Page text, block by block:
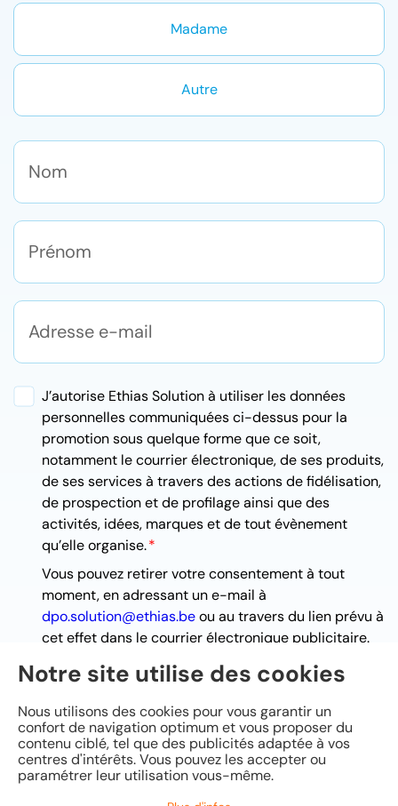
Madame
Autre
J’autorise Ethias Solution à utiliser les données
personnelles communiquées ci-dessus pour la
promotion sous quelque forme que ce soit,
notamment le courrier électronique, de ses produits,
de ses services à travers des actions de fidélisation,
de prospection et de profilage ainsi que des
activités, idées, marques et de tout évènement
qu’elle organise.
Vous pouvez retirer votre consentement à tout
moment, en adressant un e-mail à
dpo.solution@ethias.beou au travers du lien prévu à
cet effet dans le courrier électronique publicitaire.
Pour en savoir plus sur la gestion de vos données et
S'abonner maintenant
Notre site utilise des cookies
Nous utilisons des cookies pour vous garantir un
confort de navigation optimum et vous proposer du
contenu ciblé, tel que des publicités adaptée à vos
centres d'intérêts. Vous pouvez les accepter ou
paramétrer leur utilisation vous-même.